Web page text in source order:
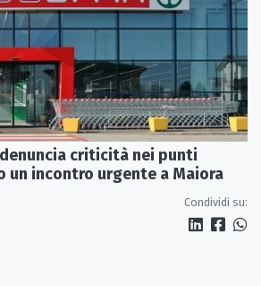
denuncia criticità nei punti
un incontro urgente a Maiora
Condividi su: